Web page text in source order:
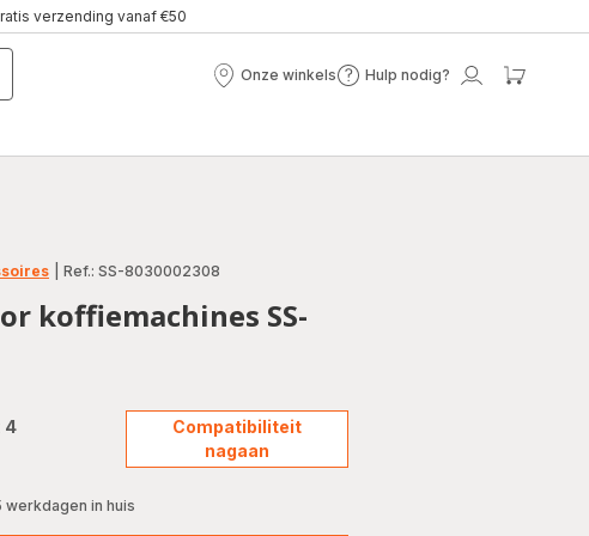
verzending vanaf €50
Onze winkels
Onze
Hulp nodig?
Hulp
Mijn
Ref.: SS-8030002308
koffiemachines SS-
4
Compatibiliteit
nagaan
werkdagen in huis